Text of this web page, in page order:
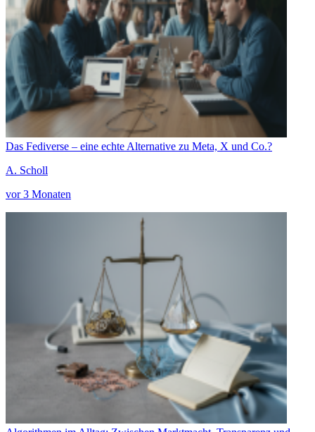
Das Fediverse – eine echte Alternative zu Meta, X und Co.?
A. Scholl
vor 3 Monaten